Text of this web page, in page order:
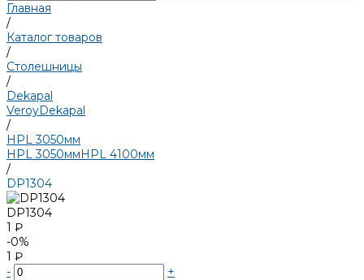
Главная
/
Каталог товаров
/
Столешницы
/
Dekapal
VeroyDekapal
/
HPL 3050мм
HPL 3050ммHPL 4100мм
/
DP1304
DP1304
1 ₽
-0%
1 ₽
-
+